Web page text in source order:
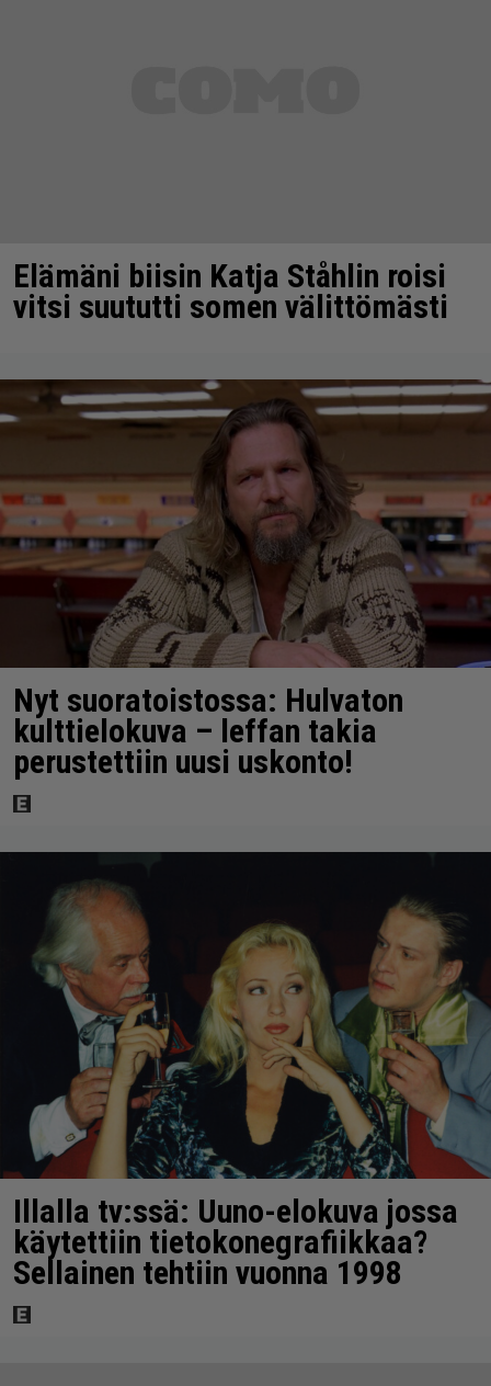
Elämäni biisin Katja Ståhlin roisi
vitsi suututti somen välittömästi
Nyt suoratoistossa: Hulvaton
kulttielokuva – leffan takia
perustettiin uusi uskonto!
Illalla tv:ssä: Uuno-elokuva jossa
käytettiin tietokonegrafiikkaa?
Sellainen tehtiin vuonna 1998